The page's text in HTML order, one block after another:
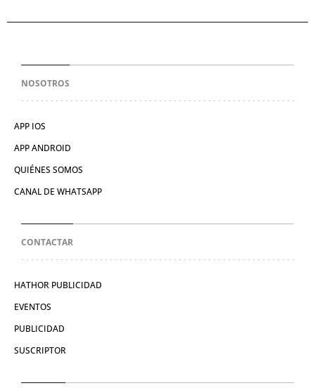
NOSOTROS
APP IOS
APP ANDROID
QUIÉNES SOMOS
CANAL DE WHATSAPP
CONTACTAR
HATHOR PUBLICIDAD
EVENTOS
PUBLICIDAD
SUSCRIPTOR